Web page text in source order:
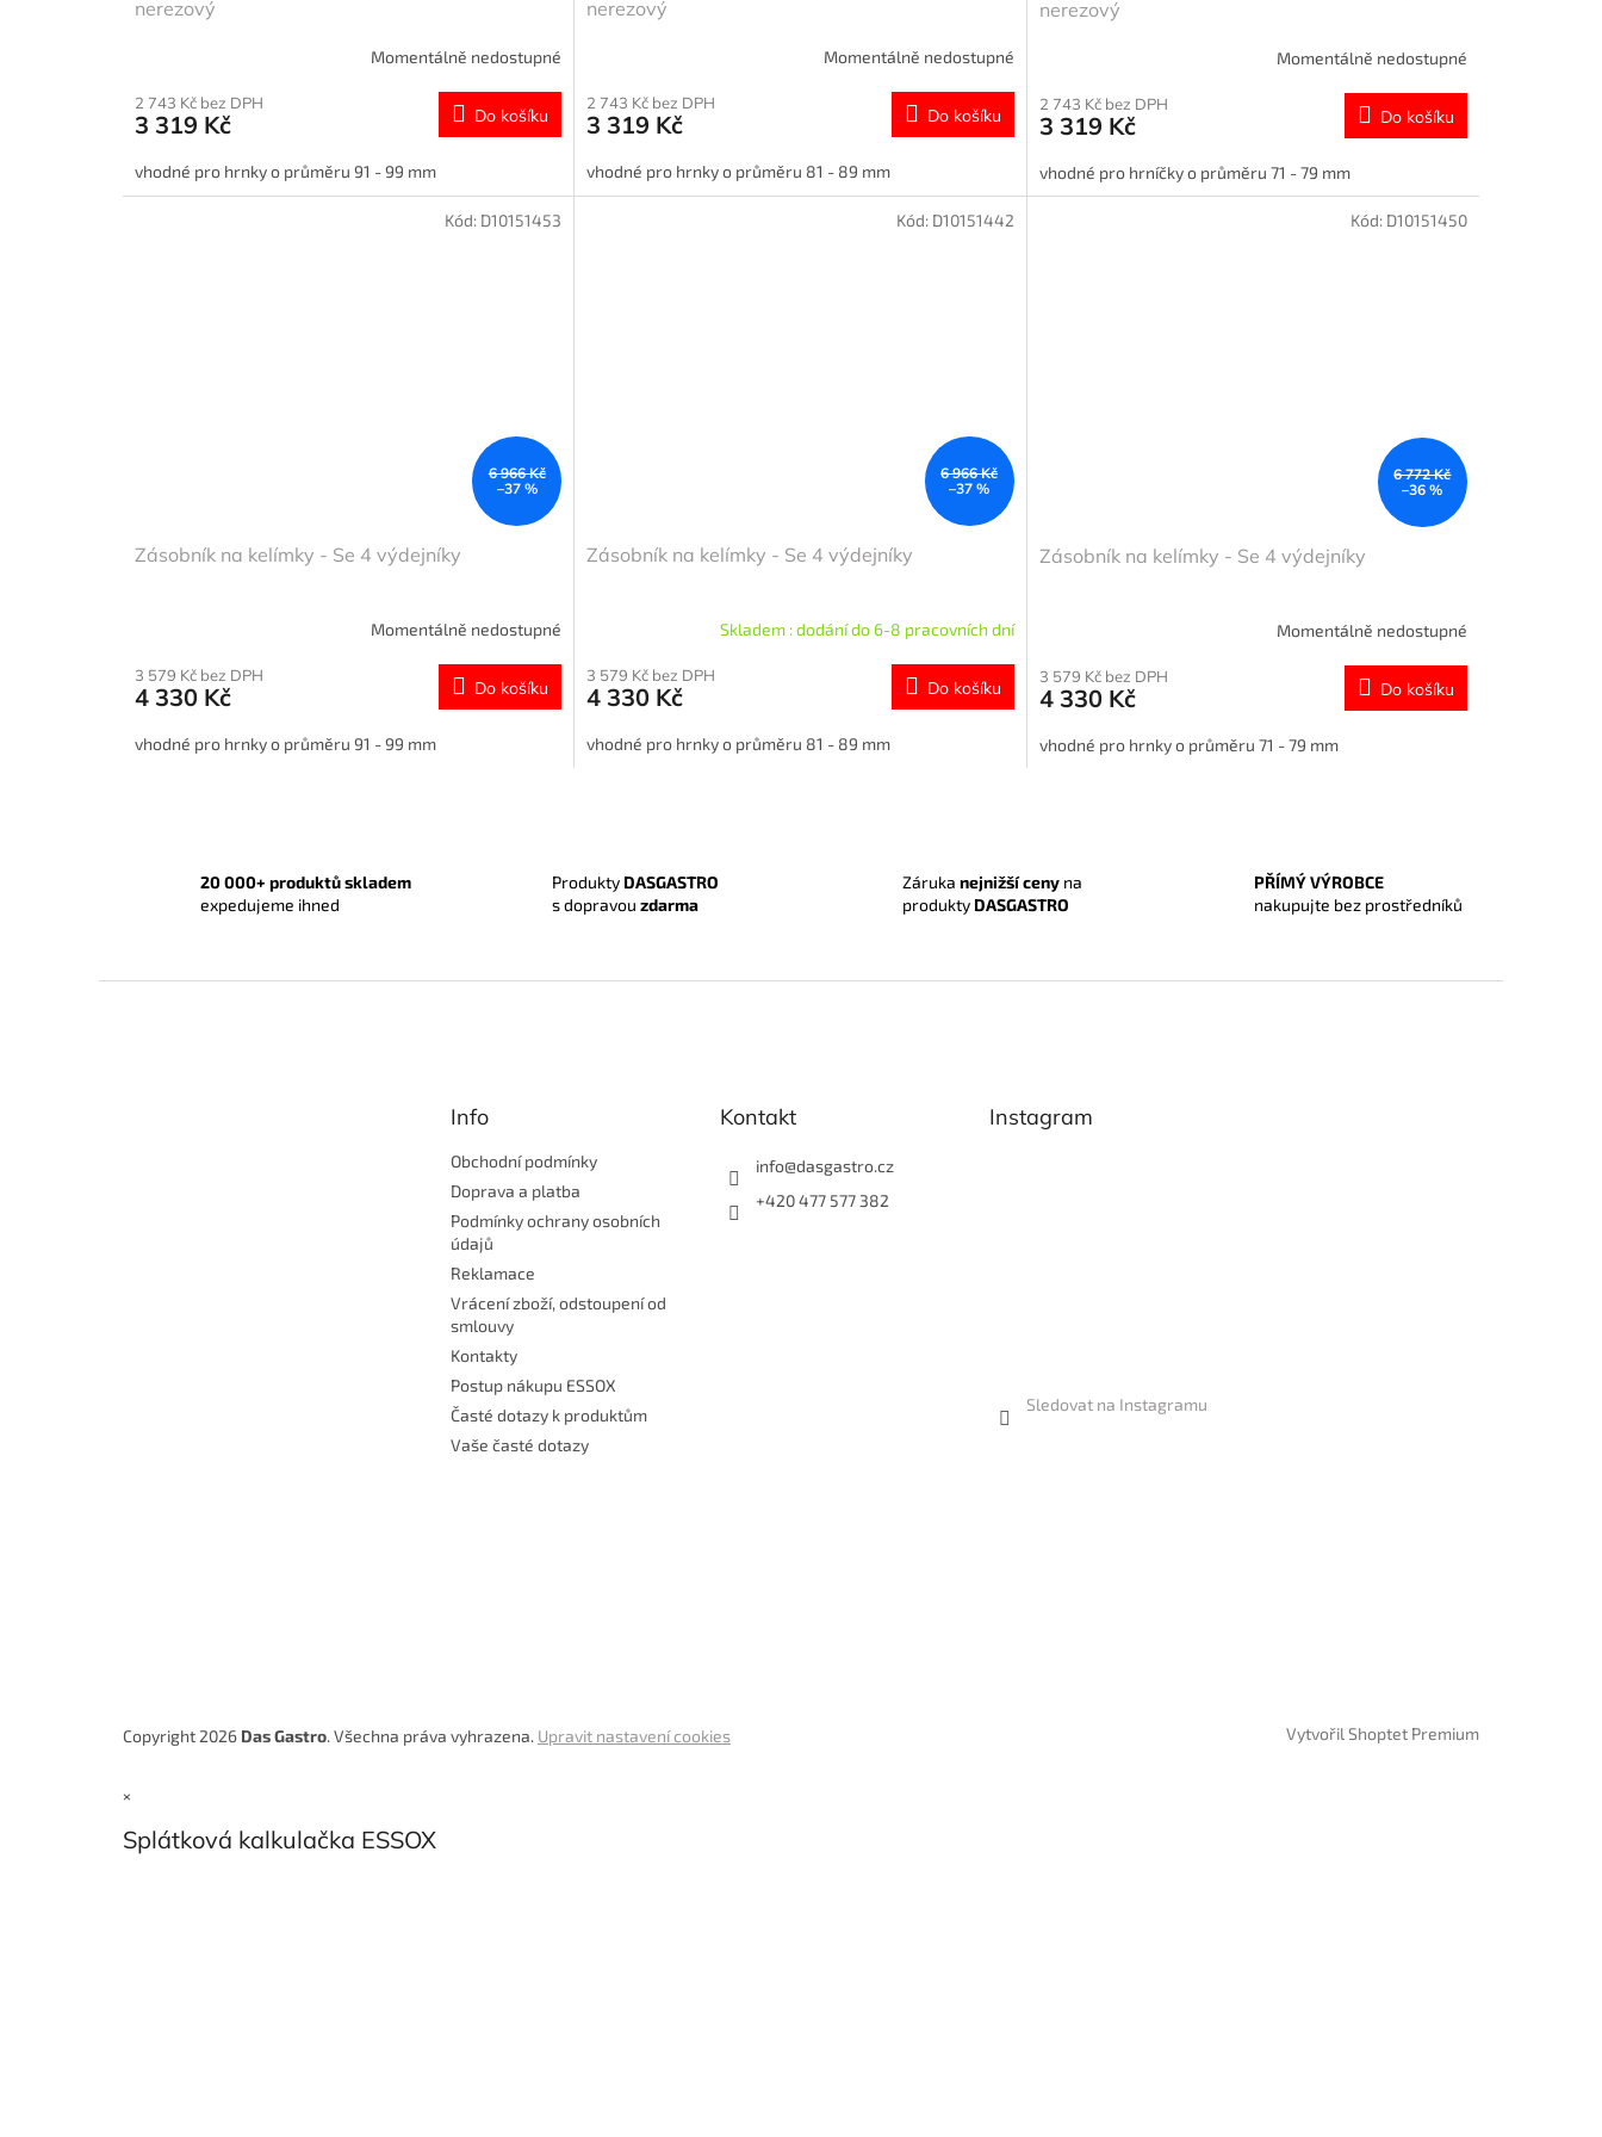
nerezový
Momentálně nedostupné
2 743 Kč bez DPH
3 319 Kč Do košíku
vhodné pro hrnky o průměru 91 - 99 mm
nerezový
Momentálně nedostupné
2 743 Kč bez DPH
3 319 Kč Do košíku
vhodné pro hrnky o průměru 81 - 89 mm
nerezový
Momentálně nedostupné
2 743 Kč bez DPH
3 319 Kč Do košíku
vhodné pro hrníčky o průměru 71 - 79 mm
6 966 Kč
–37 %
Zásobník na kelímky - Se 4 výdejníky
Momentálně nedostupné
3 579 Kč bez DPH
4 330 Kč Do košíku
vhodné pro hrnky o průměru 91 - 99 mm
Kód: D10151453
6 966 Kč
–37 %
Zásobník na kelímky - Se 4 výdejníky
Skladem : dodání do 6-8 pracovních dní
3 579 Kč bez DPH
4 330 Kč Do košíku
vhodné pro hrnky o průměru 81 - 89 mm
Kód: D10151442
6 772 Kč
–36 %
Zásobník na kelímky - Se 4 výdejníky
Momentálně nedostupné
3 579 Kč bez DPH
4 330 Kč Do košíku
vhodné pro hrnky o průměru 71 - 79 mm
Kód: D10151450
p
i
u
20 000+ produktů skladem
expedujeme ihned
Produkty DASGASTRO
s dopravou zdarma
Záruka nejnižší ceny na
produkty DASGASTRO
PŘÍMÝ VÝROBCE
nakupujte bez prostředníků
Info
Obchodní podmínky
Doprava a platba
Podmínky ochrany osobních
údajů
Reklamace
Vrácení zboží, odstoupení od
smlouvy
Kontakty
Postup nákupu ESSOX
Časté dotazy k produktům
Vaše časté dotazy
Kontakt
info@dasgastro.cz
+420 477 577 382
Instagram
Sledovat na Instagramu
Vytvořil Shoptet Premium
Copyright 2026 Das Gastro. Všechna práva vyhrazena. Upravit nastavení cookies
×
Splátková kalkulačka ESSOX